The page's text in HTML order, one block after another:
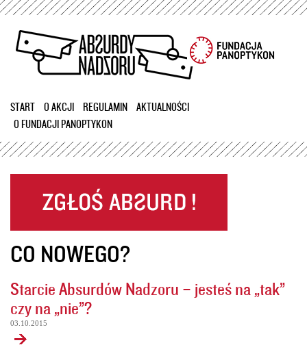
Przejdź
treści
START O AKCJI REGULAMIN
AKTUALNOŚCI
O FUNDACJI PANOPTYKON
CO NOWEGO?
Starcie Absurdów Nadzoru – jesteś na „tak”
czy na „nie”?
03.10.2015